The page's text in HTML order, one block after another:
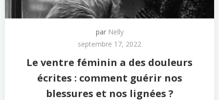
par Nelly
septembre 17, 2022
Le ventre féminin a des douleurs
écrites : comment guérir nos
blessures et nos lignées ?